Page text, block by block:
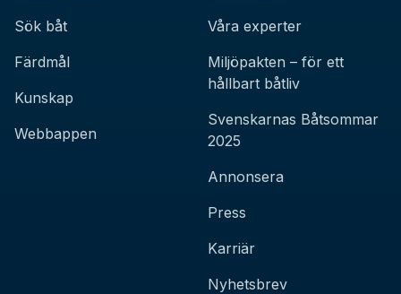
Sök båt
Färdmål
Kunskap
Webbappen
Våra experter
Miljöpakten – för ett
hållbart båtliv
Svenskarnas Båtsommar
2025
Annonsera
Press
Karriär
Nyhetsbrev